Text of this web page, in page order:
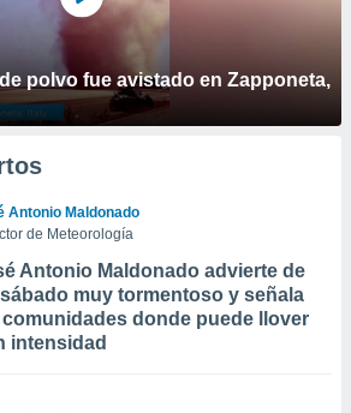
polvo fue avistado en Zapponeta,
Antonio Maldonado
de Meteorología
Antonio Maldonado advierte de
muy tormentoso y señala
comunidades donde puede llover
intensidad